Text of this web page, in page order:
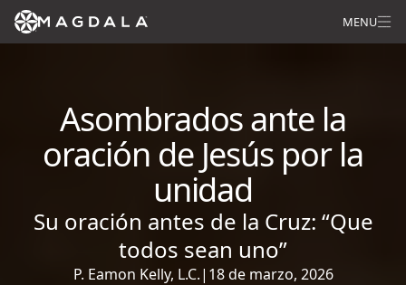
MENU
Asombrados ante la
oración de Jesús por la
unidad
Su oración antes de la Cruz: “Que
todos sean uno”
P. Eamon Kelly, L.C.| 18 de marzo, 2026